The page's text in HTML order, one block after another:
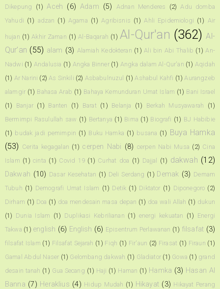
Dikepung (1) Aceh (6) Adam (5) Adnan Menderes (2) Adu domba
Yahudi (1) adzan (1) Agama (1) Agribisnis (1) Ahli Epidemiologi (1) Air
hujan (1) Akhir Zaman (1) Al-Baqarah (1) Al-Qur'an (362) Al-
Qur’an (55) alam (3) Alamiah Kedokteran (1) Ali bin Abi Thalib (1) An-
Nadwi (1) Andalusia (1) Angka Binner (1) Angka dalam Al-Qur'an (1) Aqidah
(1) Ar Narini (2) As Sinkili (2) Asbabulnuzul (1) Ashabul Kahfi (1) Aurangzeb
alamgir (1) Bahasa Arab (1) Bahaya Kemunduran Umat Islam (1) Bani Israel
(1)
Banjar (1) Banten (1) Barat (1) Belanja (1) Berkah Musyawarah
(1)
Bermimpi Rasulullah saw (1) Bertanya (1) Bima (1) Biografi (1) BJ Habibie
(1) budak jadi pemimpin (1) Buku Hamka (1) busana (1) Buya Hamka
(53) Cerita kegagalan (1) cerpen Nabi (8) cerpen Nabi Musa (2) Cina
Islam (1) cinta (1) Covid 19 (1) Curhat doa (1) Dajjal (1) dakwah (12)
Dakwah (10) Dasar Kesehatan (1) Deli Serdang (1) Demak (3) Demam
Tubuh (1) Demografi Umat Islam (1) Detik (1) Diktator (1) Diponegoro (2)
Dirham (1) Doa (1) doa mendesain masa depan (1) doa wali Allah (1) dukun
(1) Dunia Islam (1) Duplikasi Kebrilianan (1) energi kekuatan (1) Energi
Takwa (1) english (6) English (6) Episentrum Perlawanan (1) filsafat (3)
filsafat Islam (1) Filsafat Sejarah (1) Fiqh (1) Fir'aun (2) Firasat (1) Firaun (1)
Gamal Abdul Naser (1) Gelombang dakwah (1) Gladiator (1) Gowa (1) grand
desain tanah (1) Gua Secang (1) Haji (1) Haman (1) Hamka (3) Hasan Al
Banna (7) Heraklius (4) Hidup Mudah (1) Hikayat (3) Hikayat Perang